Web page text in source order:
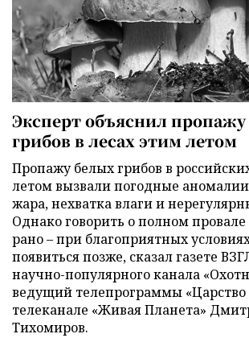
Эксперт объяснил
грибов в лесах этим летом
Пропажу белых грибов в
летом вызвали погодные
жара, нехватка влаги и
Однако говорить о полном провале
рано – при благоприятных
появиться позже, сказал газете
научно-популярного канала
ведущий телепрограммы «Царство
телеканале «Живая Планета»
Тихомиров.